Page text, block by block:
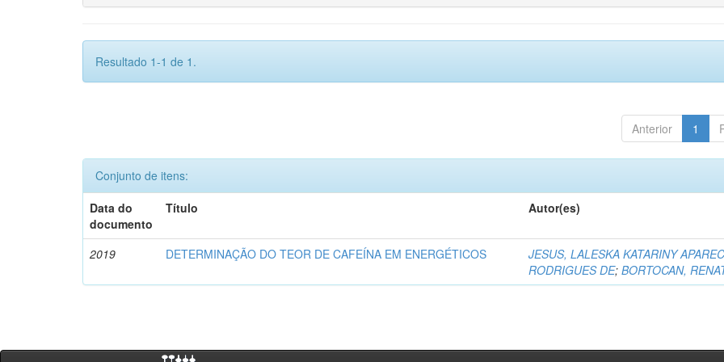
Resultado 1-1 de 1.
Anterior 1
Conjunto de itens:
Data do
documento
Título Autor(es)
2019 DETERMINAÇÃO DO TEOR DE CAFEÍNA EM ENERGÉTICOS
JESUS, LALESKA KATARINY
RODRIGUES DE;BORTOCAN,